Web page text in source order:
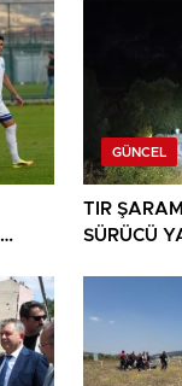
GÜNCEL
TIR
SÜRÜCÜ